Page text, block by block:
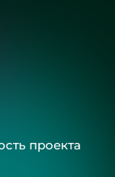
проекта